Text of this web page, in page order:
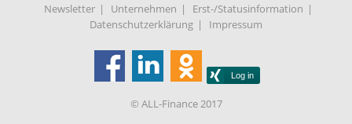
Newsletter Unternehmen
Erst-/Statusinformation
Datenschutzerklärung
Impressum
© ALL-Finance 2017